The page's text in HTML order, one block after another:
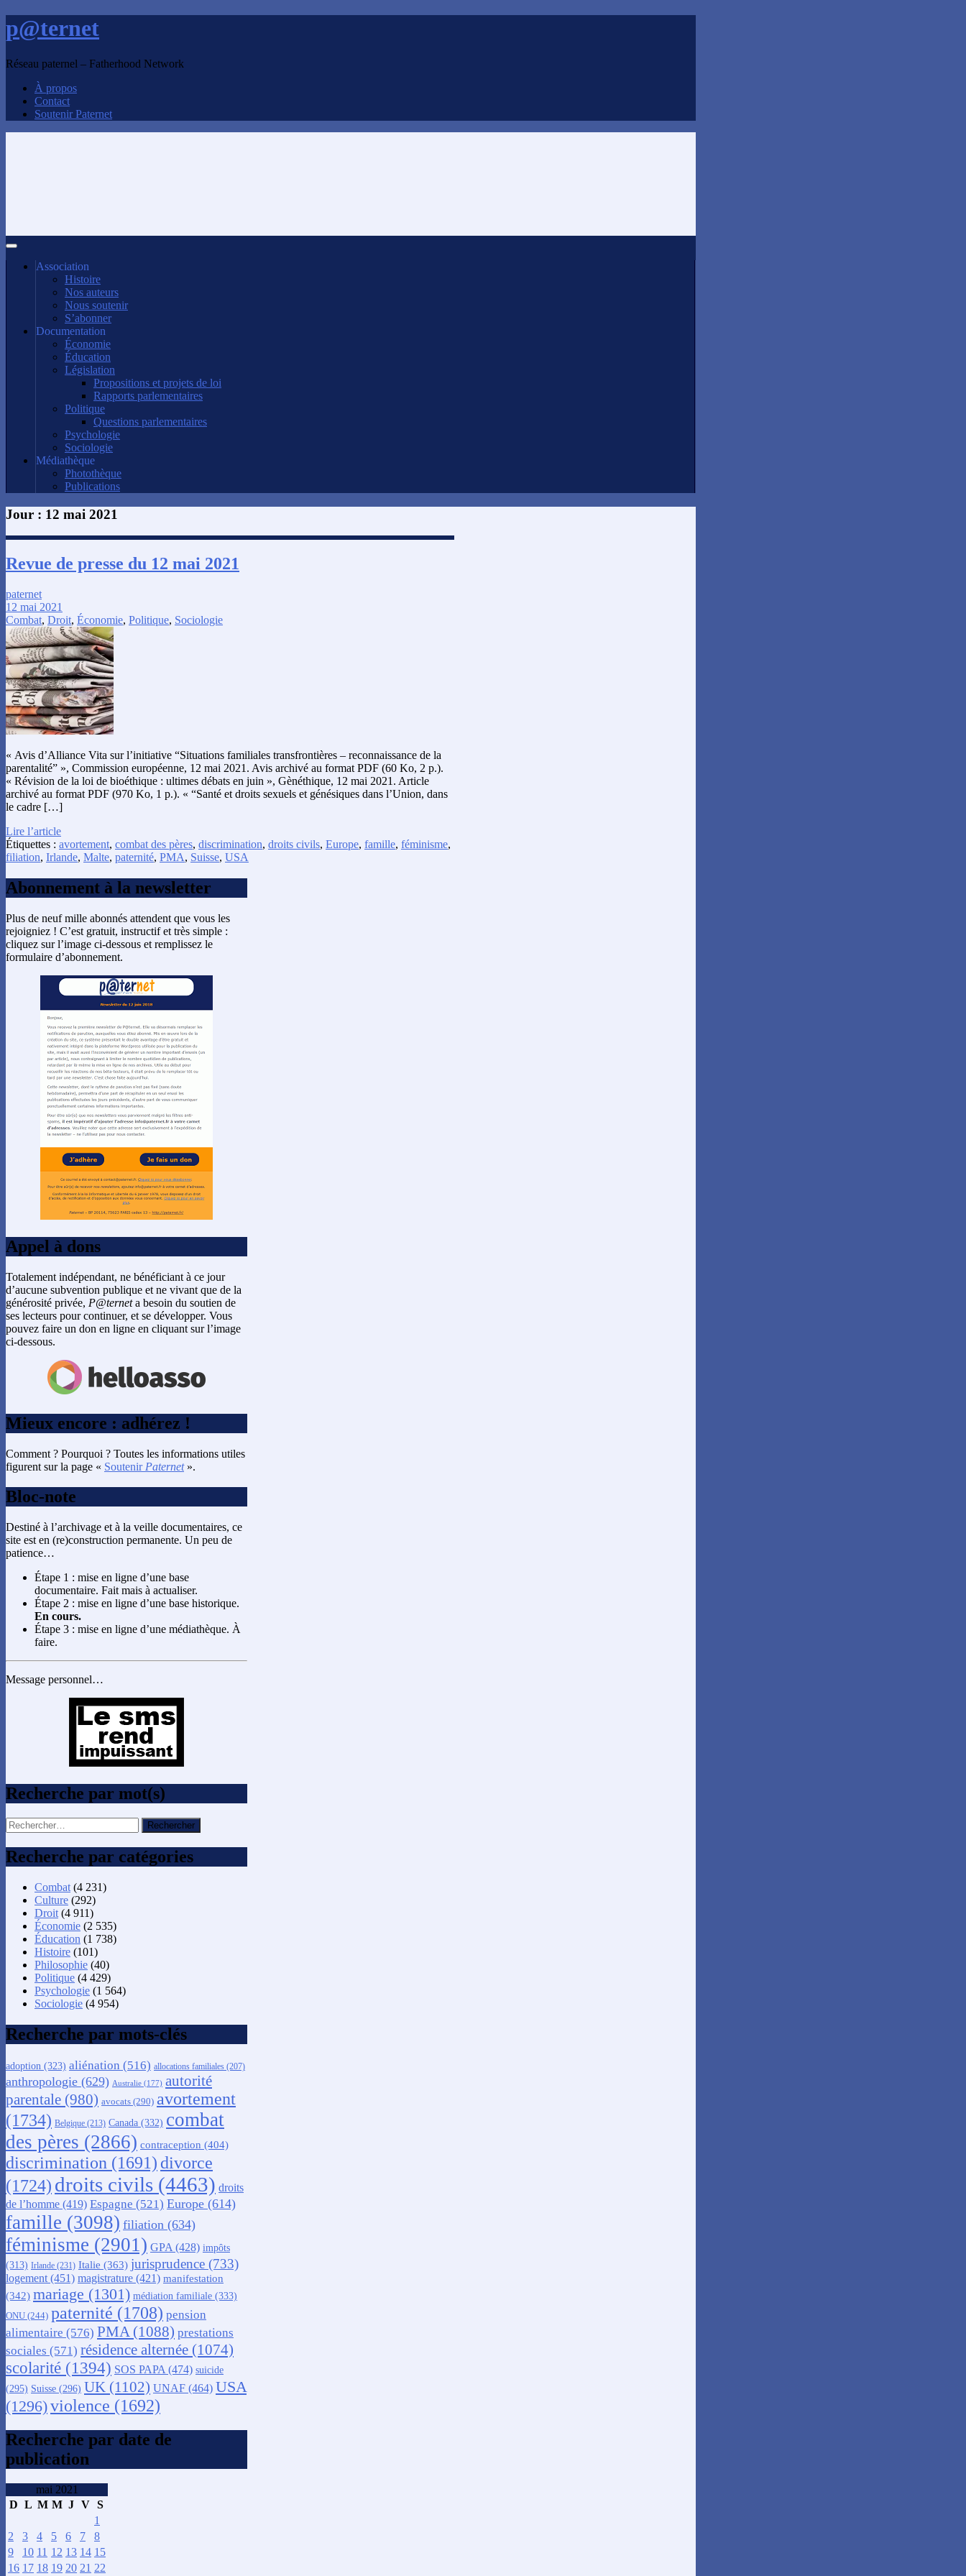
p@ternet
Réseau paternel – Fatherhood Network
À propos
Contact
Soutenir Paternet
Association
Histoire
Nos auteurs
Nous soutenir
S’abonner
Documentation
Économie
Éducation
Législation
Propositions et projets de loi
Rapports parlementaires
Politique
Questions parlementaires
Psychologie
Sociologie
Médiathèque
Photothèque
Publications
Jour : 12 mai 2021
Revue de presse du 12 mai 2021
paternet
12 mai 2021
Combat, Droit, Économie, Politique, Sociologie
« Avis d’Alliance Vita sur l’initiative “Situations familiales transfrontières – reconnaissance de la
parentalité” », Commission européenne, 12 mai 2021. Avis archivé au format PDF (60 Ko, 2 p.).
« Révision de la loi de bioéthique : ultimes débats en juin », Gènéthique, 12 mai 2021. Article
archivé au format PDF (970 Ko, 1 p.). « “Santé et droits sexuels et génésiques dans l’Union, dans
le cadre […]
Lire l’article
Étiquettes : avortement, combat des pères, discrimination, droits civils, Europe, famille, féminisme,
filiation, Irlande, Malte, paternité, PMA, Suisse, USA
Abonnement à la newsletter
Plus de neuf mille abonnés attendent que vous les
rejoigniez ! C’est gratuit, instructif et très simple :
cliquez sur l’image ci-dessous et remplissez le
formulaire d’abonnement.
Appel à dons
Totalement indépendant, ne bénéficiant à ce jour
d’aucune subvention publique et ne vivant que de la
générosité privée, P@terneta besoin du soutien de
ses lecteurs pour continuer, et se développer. Vous
pouvez faire un don en ligne en cliquant sur l’image
ci-dessous.
Mieux encore : adhérez !
Comment ? Pourquoi ? Toutes les informations utiles
figurent sur la page « Soutenir Paternet».
Bloc-note
Destiné à l’archivage et à la veille documentaires, ce
site est en (re)construction permanente. Un peu de
patience…
Étape 1 : mise en ligne d’une base
documentaire. Fait mais à actualiser.
Étape 2 : mise en ligne d’une base historique.
En cours.
Étape 3 : mise en ligne d’une médiathèque. À
faire.
Message personnel…
Recherche par mot(s)
Rechercher :
Recherche par catégories
Combat (4 231)
Culture (292)
Droit (4 911)
Économie (2 535)
Éducation (1 738)
Histoire (101)
Philosophie (40)
Politique (4 429)
Psychologie (1 564)
Sociologie (4 954)
Recherche par mots-clés
adoption (323) aliénation (516) allocations familiales (207)
anthropologie (629) Australie (177) autorité
parentale (980) avocats (290) avortement
(1734) Belgique (213) Canada (332) combat
des pères (2866) contraception (404)
discrimination (1691) divorce
(1724) droits civils (4463) droits
de l’homme (419) Espagne (521) Europe (614)
famille (3098) filiation (634)
féminisme (2901) GPA (428) impôts
(313) Irlande (231) Italie (363) jurisprudence (733)
logement (451) magistrature (421) manifestation
(342) mariage (1301) médiation familiale (333)
ONU (244) paternité (1708) pension
alimentaire (576) PMA(1088) prestations
sociales (571) résidence alternée (1074)
scolarité (1394) SOS PAPA(474) suicide
(295) Suisse (296) UK (1102) UNAF (464) USA
(1296)violence (1692)
Recherche par date de
publication
mai 2021
D L M M J V S
1
2
3 4 5 6 7
8
9
10 11 12 13 14 15
16 17 18 19 20 21 22